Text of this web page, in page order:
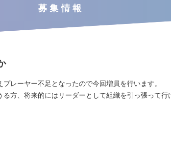
募集情報
レーヤー不足となったので今回増員を行います。
る方、将来的にはリーダーとして組織を引っ張って行